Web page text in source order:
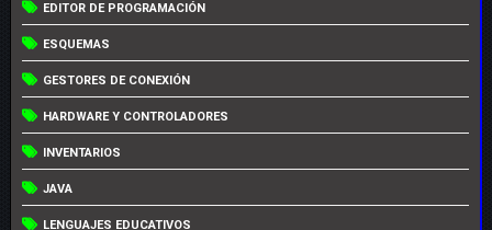
EDITOR DE PROGRAMACIÓN
ESQUEMAS
GESTORES DE CONEXIÓN
HARDWARE Y CONTROLADORES
INVENTARIOS
JAVA
LENGUAJES EDUCATIVOS